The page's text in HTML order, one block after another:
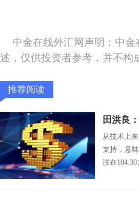
中金在线外汇网声明：中
述，仅供投资者参考，并不构
推荐阅读
田洪良
从技术上
支持，意
涨在